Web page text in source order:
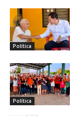
Política
Política